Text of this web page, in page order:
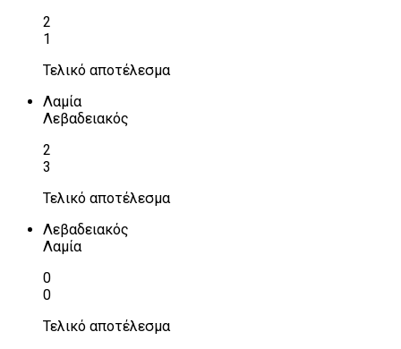
2
1
Τελικό αποτέλεσμα
Λαμία
Λεβαδειακός
2
3
Τελικό αποτέλεσμα
Λεβαδειακός
Λαμία
0
0
Τελικό αποτέλεσμα